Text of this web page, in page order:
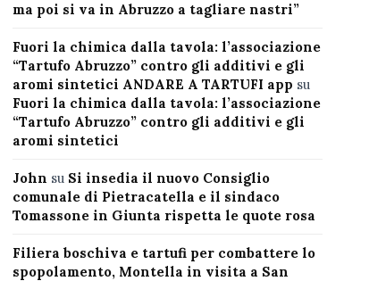
ma poi si va in Abruzzo a tagliare nastri”
Fuori la chimica dalla tavola: l’associazione
“Tartufo Abruzzo” contro gli additivi e gli
aromi sintetici ANDARE A TARTUFI app su
Fuori la chimica dalla tavola: l’associazione
“Tartufo Abruzzo” contro gli additivi e gli
aromi sintetici
John su Si insedia il nuovo Consiglio
comunale di Pietracatella e il sindaco
Tomassone in Giunta rispetta le quote rosa
Filiera boschiva e tartufi per combattere lo
spopolamento, Montella in visita a San